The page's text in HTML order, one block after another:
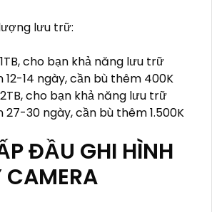
lưu trữ:
cho bạn khả năng lưu trữ
12-14 ngày, cần bù thêm 400K
cho bạn khả năng lưu trữ
27-30 ngày, cần bù thêm 1.500K
ĐẦU GHI HÌNH
CAMERA